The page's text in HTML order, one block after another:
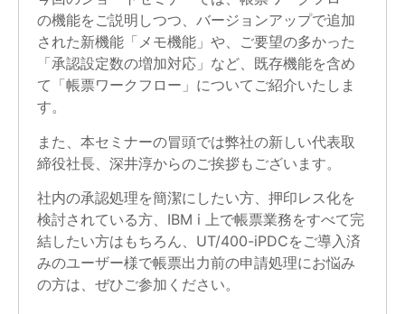
の機能をご説明しつつ、バージョンアップで追加
された新機能「メモ機能」や、ご要望の多かった
「承認設定数の増加対応」など、既存機能を含め
て「帳票ワークフロー」についてご紹介いたしま
す。
また、本セミナーの冒頭では弊社の新しい代表取
締役社長、深井淳からのご挨拶もございます。
社内の承認処理を簡潔にしたい方、押印レス化を
検討されている方、IBM i 上で帳票業務をすべて完
結したい方はもちろん、UT/400-iPDCをご導入済
みのユーザー様で帳票出力前の申請処理にお悩み
の方は、ぜひご参加ください。